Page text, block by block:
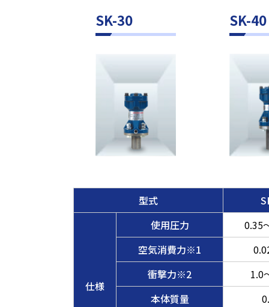
受託測定SK-30 SK-40
型式
仕様
使用圧力
0.35
空気消費力※1
衝撃力※2
1.0
本体質量